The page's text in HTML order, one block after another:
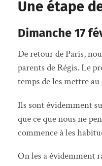
Une étape
Dimanche 17
De retour de Paris,
parents de Régis. Le
temps de les mettre
Ils sont évidemment
que ce que nous ne
commence à les
On les a évidemment